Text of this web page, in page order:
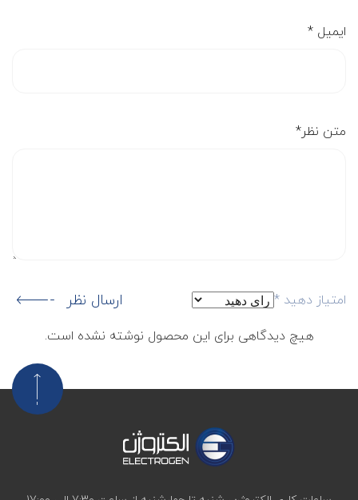
ایمیل *
متن نظر*
امتیاز دهید * ارسال نظر
هیچ دیدگاهی برای این محصول نوشته نشده است.